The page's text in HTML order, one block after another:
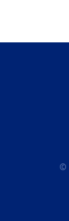
©